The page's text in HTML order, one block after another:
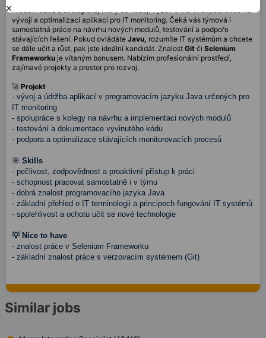
HledámJava Developera,který se nebojí výzev a má chuť podílet se na
vývoji a optimalizaci aplikací pro IT monitoring. Čeká vás týmová i
samostatná práce na návrhu nových modulů, testování a podpoře
stávajících řešení. Pokud ovládáte Javu, rozumíte IT systémům a chcete
se dále učit a růst, pak jste ideální kandidát. Znalost Git či Selenium
Frameworku je vítaným bonusem. Nabízím profesionální prostředí,
zajímavé projekty a prostor pro rozvoj.
🚀 Projekt
- vývoj a údržba aplikací v programovacím jazyku Java určených pro
IT monitoring
- spolupráce s kolegy na návrhu a implementaci nových modulů
- testování a dokumentace vyvinutého kódu
- podpora a optimalizace stávajících monitorovacích procesů
🎯 Skills
- pečlivost, zodpovědnost a proaktivní přístup k práci
- schopnost pracovat samostatně i v týmu
- dobrá znalost programovacího jazyka Java
- základní přehled o IT terminologii a principech fungování IT systémů
- spolehlivost a ochotu učit se nové technologie
💡 Nice to have
- znalost práce v Selenium Frameworku
- základní znalost práce s verzovacím systémem (Git)
Similar jobs